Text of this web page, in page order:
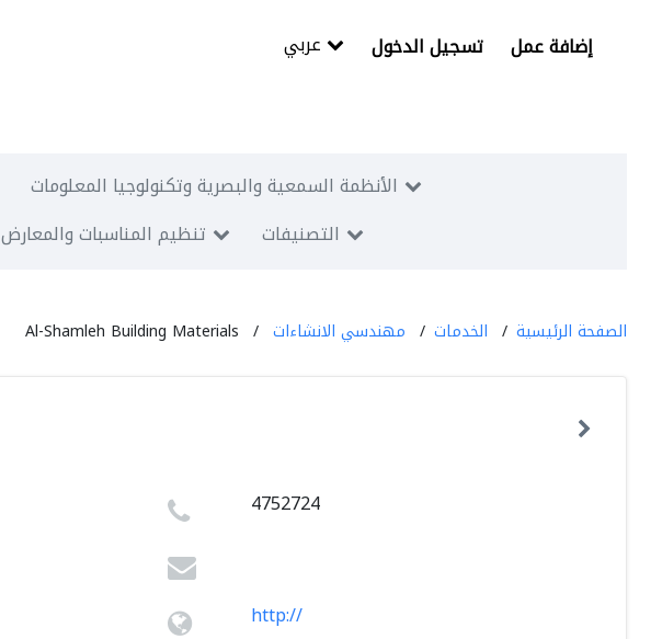
تسجيل الدخول إضافة عمل
الأنظمة السمعية والبصرية وتكنولوجيا المعلومات
تنظيم المناسبات والمعارض التصنيفات
الصفحة الرئيسية الخدمات مهندسي الانشاءات Al-Shamleh Building Materials
4752724
http://